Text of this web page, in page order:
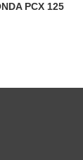
PCX 125